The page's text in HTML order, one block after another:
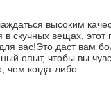
высоким
в скучных вещах, этот
вас!Это даст вам
опыт, чтобы вы
чем когда-либо.